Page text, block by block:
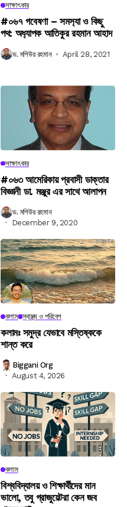
সাক্ষাৎকার
#০৬৭ গবেষণা – সমস‍্যা ও কিছু
পথ: অধ‍্যাপক আতিকুর রহমান আহাদ
ড. মশিউর রহমান April 28, 2021
সাক্ষাৎকার
#০৬৩ আমেরিকায় প্রবাসী ডাক্তার
বিজ্ঞানী ডা. মঞ্জুর এর সাথে আলাপন
ড. মশিউর রহমান
December 9, 2020
কলাম স্বাস্থ্য ও পরিবেশ
কলামঃ সমুদ্র যেভাবে মস্তিষ্ককে
শান্ত করে
Biggani Org
August 4, 2026
কলাম
বিশ্ববিদ্যালয় ও শিক্ষার্থীদের মান
ভালো, তবু গ্রাজুয়েটরা কেন জব